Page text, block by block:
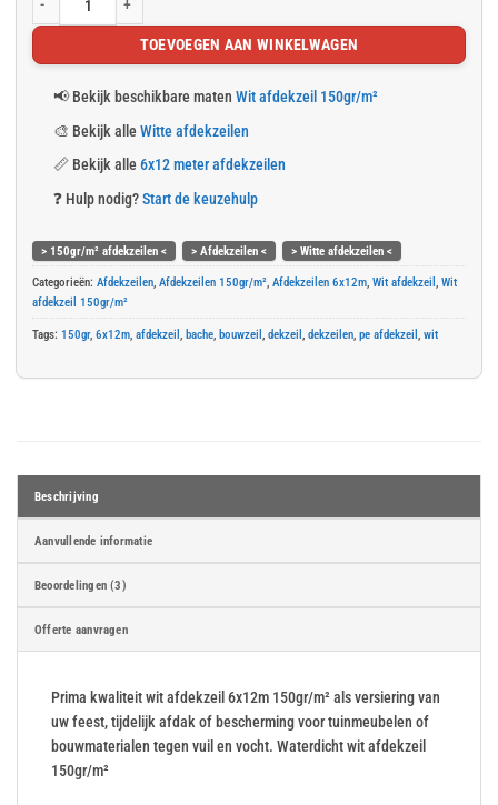
Wit afdekzeil 6x12m 150gr/m² aantal
TOEVOEGEN AAN WINKELWAGEN
📢 Bekijk beschikbare maten Wit afdekzeil 150gr/m²
🎨 Bekijk alleWitte afdekzeilen
📏 Bekijk alle 6x12 meter afdekzeilen
❓ Hulp nodig? Start de keuzehulp
> 150gr/m² afdekzeilen < > Afdekzeilen <
> Witte afdekzeilen <
Categorieën: Afdekzeilen Afdekzeilen 150gr/m² Afdekzeilen 6x12m Wit afdekzeil Wit
afdekzeil 150gr/m²
Tags: 150gr, 6x12m afdekzeil bache bouwzeil dekzeil dekzeilen pe afdekzeil wit
Beschrijving
Aanvullende informatie
Beoordelingen (3)
Offerte aanvragen
Prima kwaliteit wit afdekzeil 6x12m 150gr/m² als versiering van
uw feest, tijdelijk afdak of bescherming voor tuinmeubelen of
bouwmaterialen tegen vuil en vocht. Waterdicht wit afdekzeil
150gr/m²